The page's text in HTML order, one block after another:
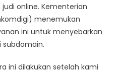
online. Kementerian
menemukan
ini untuk menyebarkan
subdomain.
ini dilakukan setelah kami